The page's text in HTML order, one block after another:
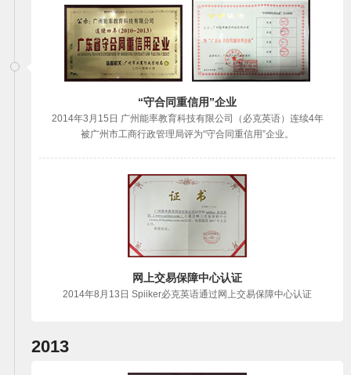
“守合同重信用”企业
2014年3月15日 广州能率教育科技有限公司（必克英语）连续4年
被广州市工商行政管理局评为“守合同重信用”企业。
网上交易保障中心认证
2014年8月13日 Spiiker必克英语通过网上交易保障中心认证
2013